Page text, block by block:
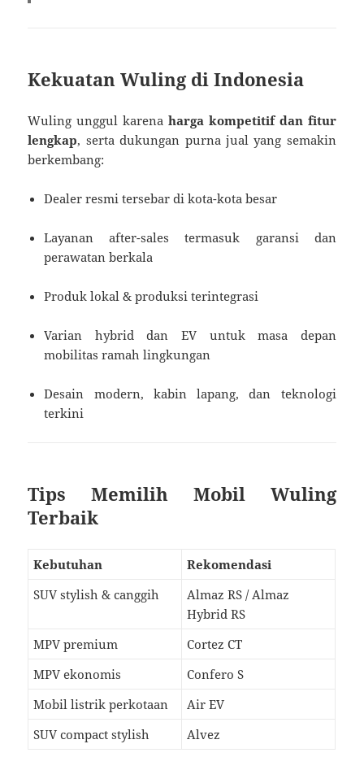
Kekuatan Wuling di Indonesia
Wuling unggul karena harga kompetitif dan fitur
lengkap, serta dukungan purna jual yang semakin
berkembang:
Dealer resmi tersebar di kota-kota besar
Layanan after-sales termasuk garansi dan
perawatan berkala
Produk lokal & produksi terintegrasi
Varian hybrid dan EV untuk masa depan
mobilitas ramah lingkungan
Desain modern, kabin lapang, dan teknologi
terkini
Tips Memilih Mobil Wuling
Terbaik
Kebutuhan
Rekomendasi
SUV stylish & canggih
Almaz RS / Almaz
Hybrid RS
MPV premium
Cortez CT
MPV ekonomis
Confero S
Mobil listrik perkotaan
Air EV
SUV compact stylish
Alvez